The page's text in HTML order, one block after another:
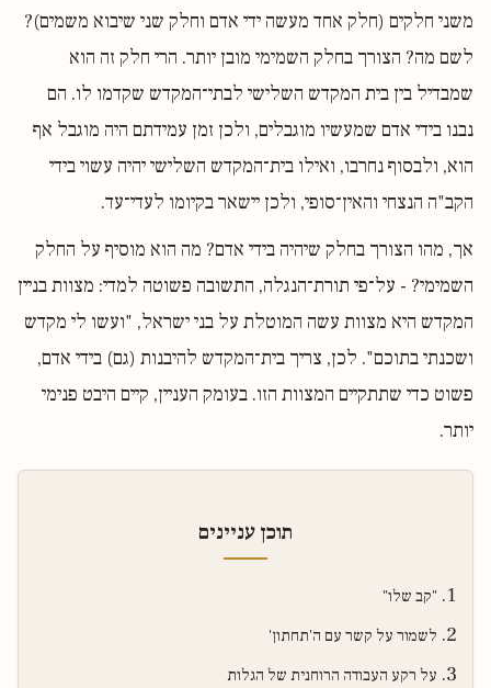
משני חלקים (חלק אחד מעשה ידי אדם וחלק שני שיבוא משמים)?
לשם מה? הצורך בחלק השמימי מובן יותר. הרי חלק זה הוא
שמבדיל בין בית המקדש השלישי לבתי־המקדש שקדמו לו. הם
נבנו בידי אדם שמעשיו מוגבלים, ולכן זמן עמידתם היה מוגבל אף
הוא, ולבסוף נחרבו, ואילו בית־המקדש השלישי יהיה עשוי בידי
הקב"ה הנצחי והאין־סופי, ולכן יישאר בקיומו לעדי־עד.
אך, מהו הצורך בחלק שיהיה בידי אדם? מה הוא מוסיף על החלק
השמימי? - על־פי תורת־הנגלה, התשובה פשוטה למדי: מצוות בניין
המקדש היא מצוות עשה המוטלת על בני ישראל, "ועשו לי מקדש
ושכנתי בתוכם". לכן, צריך בית־המקדש להיבנות (גם) בידי אדם,
פשוט כדי שתתקיים המצוות הזו. בעומק העניין, קיים היבט פנימי
יותר.
תוכן עניינים
"קב שלו"
לשמור על קשר עם ה'תחתון'
על רקע העבודה הרוחנית של הגלות